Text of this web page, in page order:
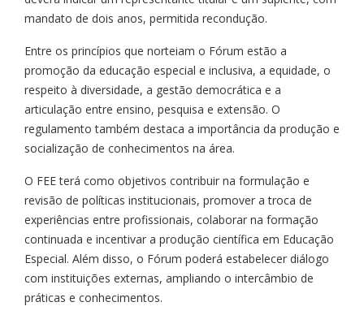
mandato de dois anos, permitida recondução.
Entre os princípios que norteiam o Fórum estão a
promoção da educação especial e inclusiva, a equidade, o
respeito à diversidade, a gestão democrática e a
articulação entre ensino, pesquisa e extensão. O
regulamento também destaca a importância da produção e
socialização de conhecimentos na área.
O FEE terá como objetivos contribuir na formulação e
revisão de políticas institucionais, promover a troca de
experiências entre profissionais, colaborar na formação
continuada e incentivar a produção científica em Educação
Especial. Além disso, o Fórum poderá estabelecer diálogo
com instituições externas, ampliando o intercâmbio de
práticas e conhecimentos.